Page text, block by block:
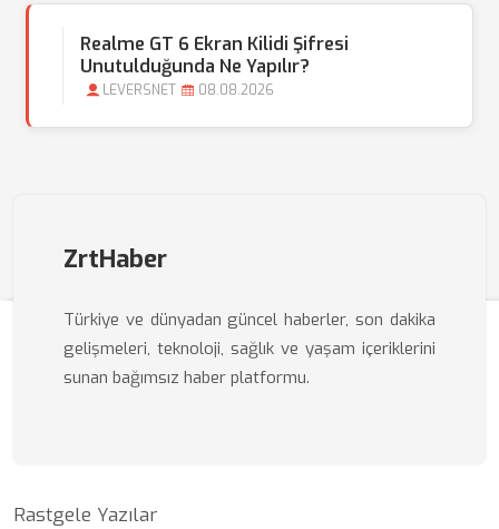
Realme GT 6 Ekran Kilidi Şifresi
Unutulduğunda Ne Yapılır?
LEVERSNET 08.08.2026
ZrtHaber
Türkiye ve dünyadan güncel haberler, son dakika
gelişmeleri, teknoloji, sağlık ve yaşam içeriklerini
sunan bağımsız haber platformu.
Rastgele Yazılar